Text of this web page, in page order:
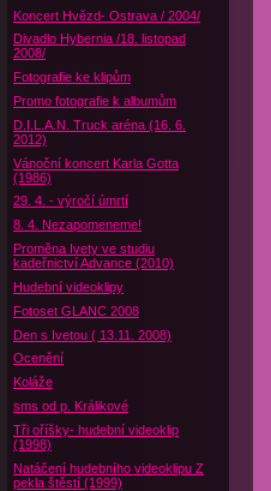
Koncert Hvězd- Ostrava / 2004/
Divadlo Hybernia /18. listopad
2008/
Fotografie ke klipům
Promo fotografie k albumům
D.I.L.A.N. Truck aréna (16. 6.
2012)
Vánoční koncert Karla Gotta
(1986)
29. 4. - výročí úmrtí
8. 4. Nezapomeneme!
Proměna Ivety ve studiu
kadeřnictví Advance (2010)
Hudební videoklipy
Fotoset GLANC 2008
Den s Ivetou ( 13.11. 2008)
Ocenění
Koláže
sms od p. Králikové
Tři oříšky- hudební videoklip
(1998)
Natáčení hudebního videoklipu Z
pekla štěstí (1999)